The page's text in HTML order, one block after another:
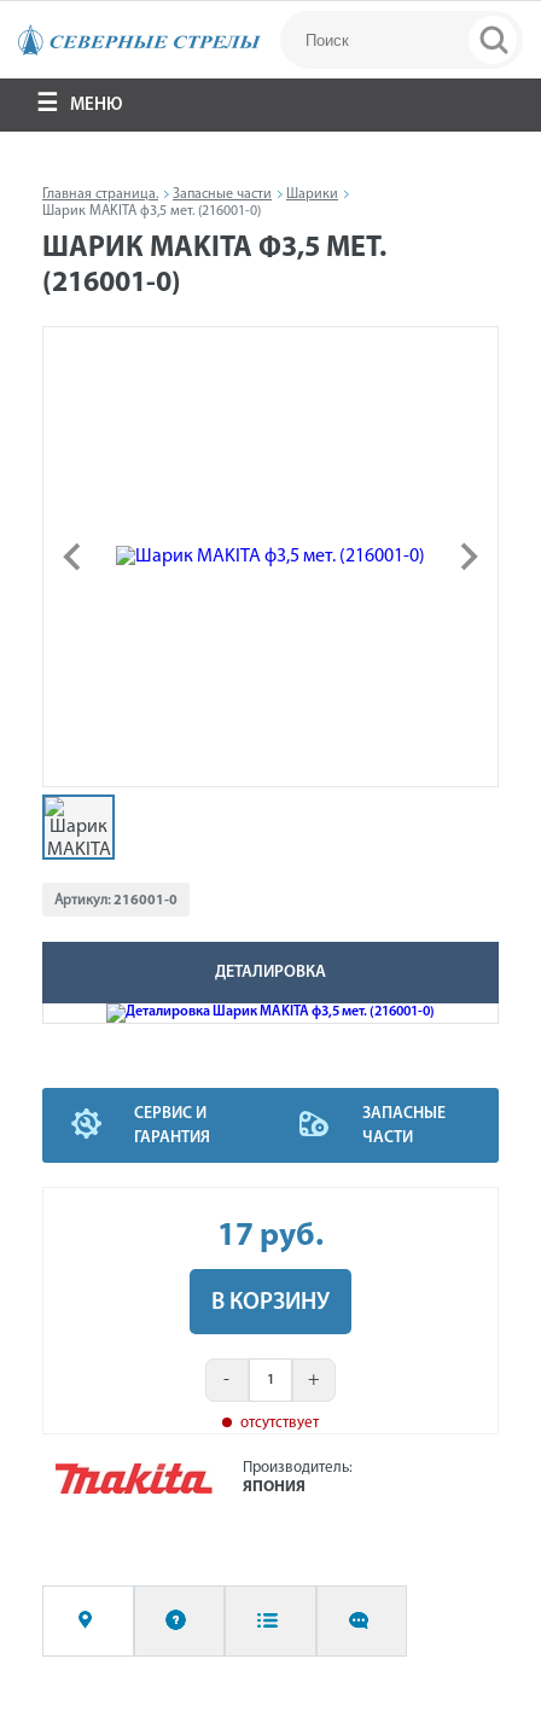
МЕНЮ
Главная страница. Запасные части
Шарики
Шарик MAKITA ф3,5 мет. (216001-0)
ШАРИК MAKITA Ф3,5 МЕТ.
(216001-0)
Артикул:216001-0
ДЕТАЛИРОВКА
СЕРВИС И
ГАРАНТИЯ
ЗАПАСНЫЕ
ЧАСТИ
17 руб.
В КОРЗИНУ
- +
отсутствует
Производитель:
ЯПОНИЯ